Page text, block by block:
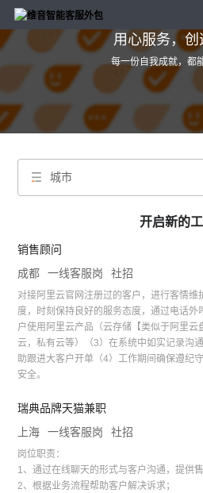
用心服务，创
每一份自我成就，都
城市
开启新的
销售顾问
成都
一线客服岗 社招
对接阿里云官网注册过的客户，进行客情
度，时刻保持良好的服务态度，通过电话外
户使用阿里云产品（云存储【类似于阿里云
云，私有云等）（3）在系统中如实记录沟
助跟进大客户开单（4）工作期间确保遵纪
安全。
瑞典品牌天猫兼职
上海
一线客服岗 社招
岗位职责：
1、通过在线聊天的形式与客户沟通，提供
2、根据业务流程帮助客户解决诉求；